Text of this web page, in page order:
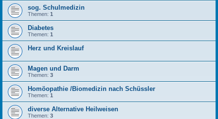
sog. Schulmedizin
Themen: 1
Diabetes
Themen: 1
Herz und Kreislauf
Magen und Darm
Themen: 3
Homöopathie /Biomedizin nach Schüssler
Themen: 1
diverse Alternative Heilweisen
Themen: 3